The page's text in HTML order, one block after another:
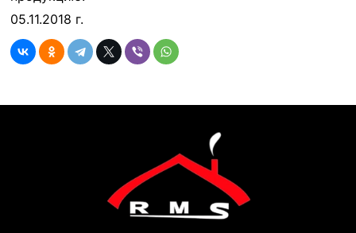
05.11.2018 г.